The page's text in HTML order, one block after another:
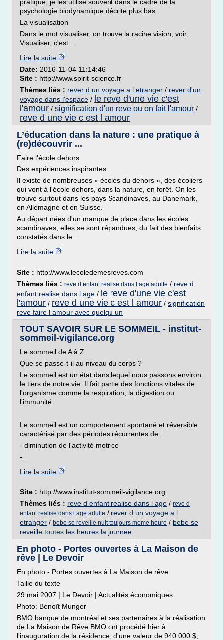
pratique, je les utilise souvent dans le cadre de la
psychologie biodynamique décrite plus bas.
La visualisation
Dans le mot visualiser, on trouve la racine vision, voir.
Visualiser, c'est...
Lire la suite
Date: 2016-11-04 11:14:46
Site : http://www.spirit-science.fr
Thèmes liés : rever d un voyage a l etranger / rever d'un
voyage dans l'espace / le reve d'une vie c'est
l'amour / signification d'un reve ou on fait l'amour /
reve d une vie c est l amour
L’éducation dans la nature : une pratique à
(re)découvrir ...
Faire l'école dehors
Des expériences inspirantes
Il existe de nombreuses « écoles du dehors », des écoliers
qui vont à l'école dehors, dans la nature, en forêt. On les
trouve surtout dans les pays Scandinaves, au Danemark,
en Allemagne et en Suisse.
Au départ nées d'un manque de place dans les écoles
scandinaves, elles se sont répandues, du fait des bienfaits
constatés dans le...
Lire la suite
Site : http://www.lecoledemesreves.com
Thèmes liés : reve d enfant realise dans l age adulte / reve d
enfant realise dans l age / le reve d'une vie c'est
l'amour / reve d une vie c est l amour / signification
reve faire l amour avec quelqu un
TOUT SAVOIR SUR LE SOMMEIL - institut-
sommeil-vigilance.org
Le sommeil de A à Z
Que se passe-t-il au niveau du corps ?
Le sommeil est un état dans lequel nous passons environ
le tiers de notre vie. Il fait partie des fonctions vitales de
l'organisme comme la respiration, la digestion ou
l'immunité.
Le sommeil est un comportement spontané et réversible
caractérisé par des périodes récurrentes de :
- diminution de l'activité motrice
-...
Lire la suite
Site : http://www.institut-sommeil-vigilance.org
Thèmes liés : reve d enfant realise dans l age / reve d
enfant realise dans l age adulte / rever d un voyage a l
etranger / bebe se reveille nuit toujours meme heure / bebe se
reveille toutes les heures la journee
En photo - Portes ouvertes à La Maison de
rêve | Le Devoir
En photo - Portes ouvertes à La Maison de rêve
Taille du texte
29 mai 2007 | Le Devoir | Actualités économiques
Photo: Benoît Munger
BMO banque de montréal et ses partenaires à la réalisation
de La Maison de Rêve BMO ont procédé hier à
l'inauguration de la résidence, d'une valeur de 940 000 $,